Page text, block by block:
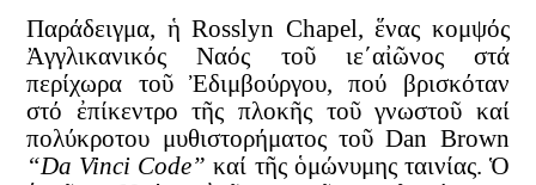
Παράδειγμα, ἡ Rosslyn Chapel, ἕνας κομψός
Ἀγγλικανικός Ναός τοῦ ιε΄αἰῶνος στά
περίχωρα τοῦ Ἐδιμβούργου, πού βρισκόταν
στό ἐπίκεντρο τῆς πλοκῆς τοῦ γνωστοῦ καί
πολύκροτου μυθιστορήματος τοῦ Dan Brown
“Da Vinci Code” καί τῆς ὁμώνυμης ταινίας. Ὁ